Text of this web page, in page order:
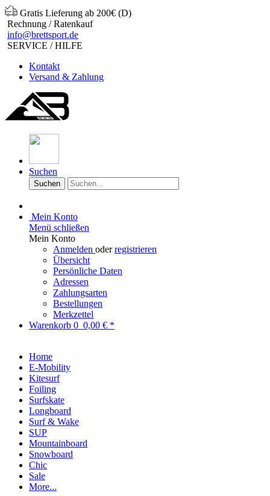
Gratis Lieferung ab 200€ (D)
Rechnung / Ratenkauf
info@brettsport.de
SERVICE / HILFE
Kontakt
Versand & Zahlung
Suchen
Suchen
Mein Konto
Menü schließen
Mein Konto
Anmelden oderregistrieren
Übersicht
Persönliche Daten
Adressen
Zahlungsarten
Bestellungen
Merkzettel
Warenkorb 0 0,00 € *
Home
E-Mobility
Kitesurf
Foiling
Surfskate
Longboard
Surf & Wake
SUP
Mountainboard
Snowboard
Chic
Sale
More...